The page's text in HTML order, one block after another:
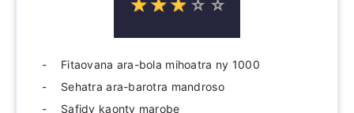
☆☆☆ ☆ ☆
★★★ ★ ★
Fitaovana ara-bola mihoatra ny 1000
Sehatra ara-barotra mandroso
Safidy kaonty marobe